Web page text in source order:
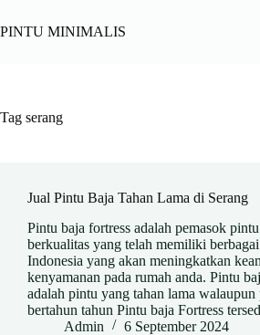
to
content
PINTU MINIMALIS
Tag serang
Jual Pintu Baja Tahan Lama di Serang
Pintu baja fortress adalah pemasok
berkualitas yang telah memiliki
Indonesia yang akan meningkatkan
kenyamanan pada rumah anda. Pintu
adalah pintu yang tahan lama walaupun
bertahun tahun Pintu baja Fortress
Admin
6 September 2024